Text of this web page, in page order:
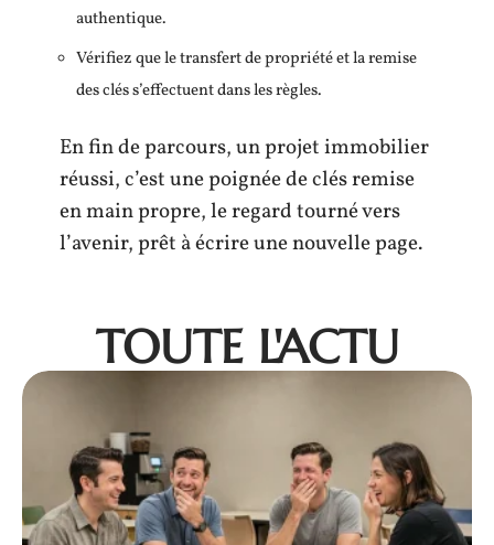
authentique.
Vérifiez que le transfert de propriété et la remise
des clés s’effectuent dans les règles.
En fin de parcours, un projet immobilier
réussi, c’est une poignée de clés remise
en main propre, le regard tourné vers
l’avenir, prêt à écrire une nouvelle page.
TOUTE L'ACTU